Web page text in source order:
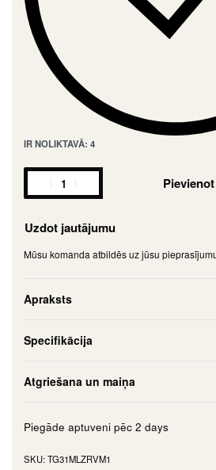
IR NOLIKTAVĀ: 4
Uzdot jautājumu
Mūsu komanda atbildēs uz jūsu
Apraksts
Specifikācija
Atgriešana un maiņa
Piegāde aptuveni pēc 2 days
TG31MLZRVM1